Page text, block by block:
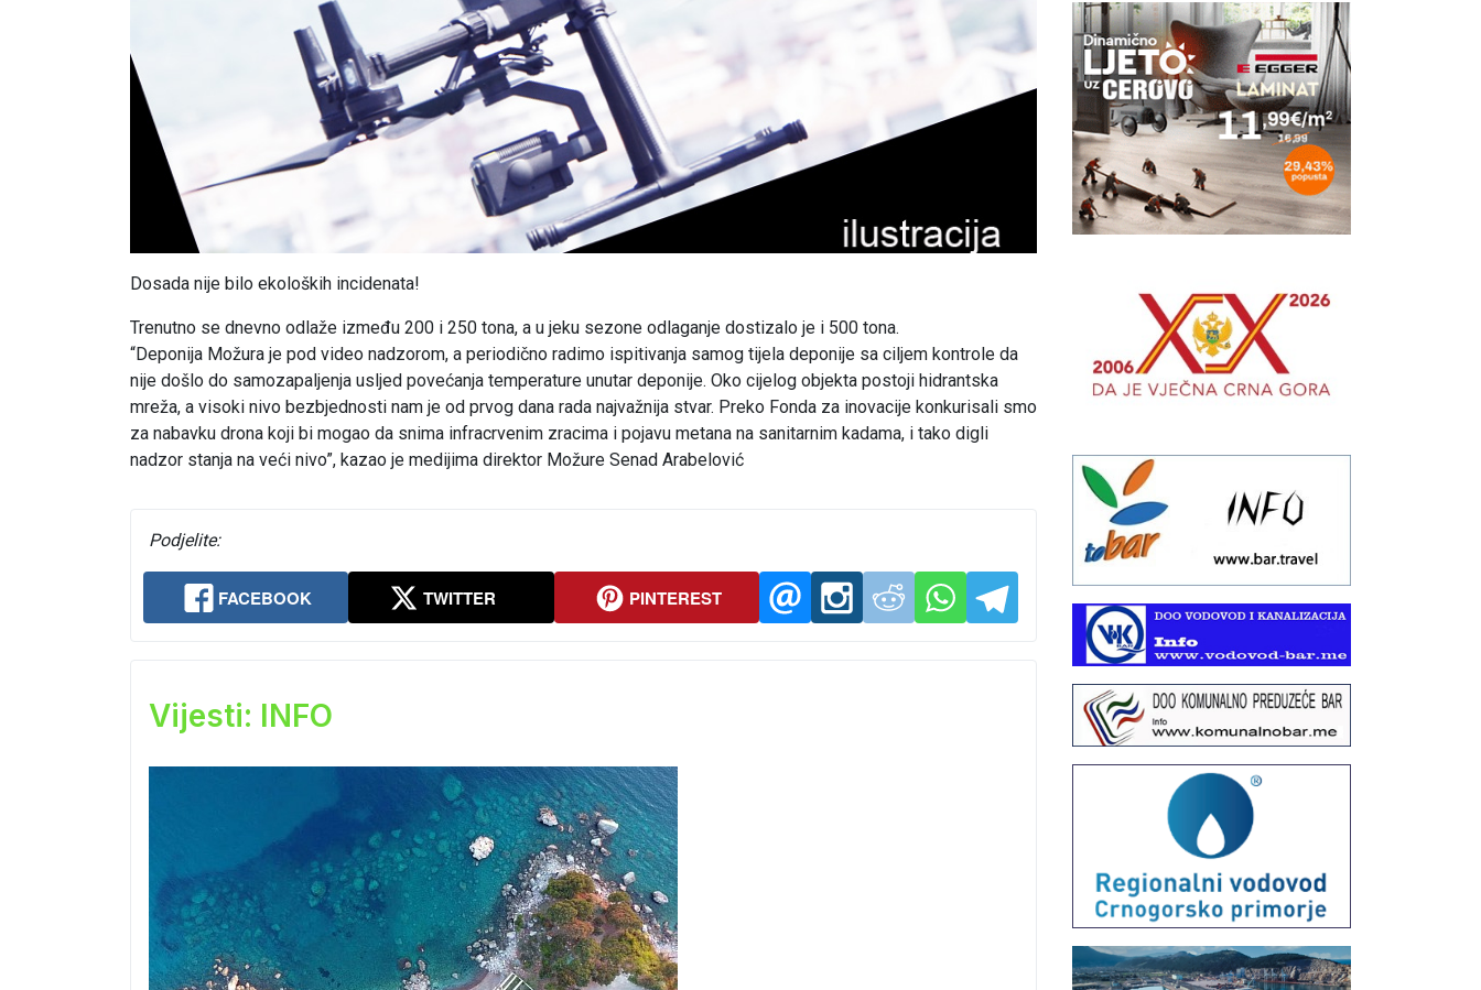
Dosada nije bilo ekoloških incidenata!
Trenutno se dnevno odlaže između 200 i 250 tona, a u jeku sezone odlaganje dostizalo je i 500 tona.
“Deponija Možura je pod video nadzorom, a periodično radimo ispitivanja samog tijela deponije sa ciljem kontrole da
nije došlo do samozapaljenja usljed povećanja temperature unutar deponije. Oko cijelog objekta postoji hidrantska
mreža, a visoki nivo bezbjednosti nam je od prvog dana rada najvažnija stvar. Preko Fonda za inovacije konkurisali smo
za nabavku drona koji bi mogao da snima infracrvenim zracima i pojavu metana na sanitarnim kadama, i tako digli
nadzor stanja na veći nivo”, kazao je medijima direktor Možure Senad Arabelović
Podjelite:
FACEBOOK TWITTER PINTEREST
Vijesti: INFO